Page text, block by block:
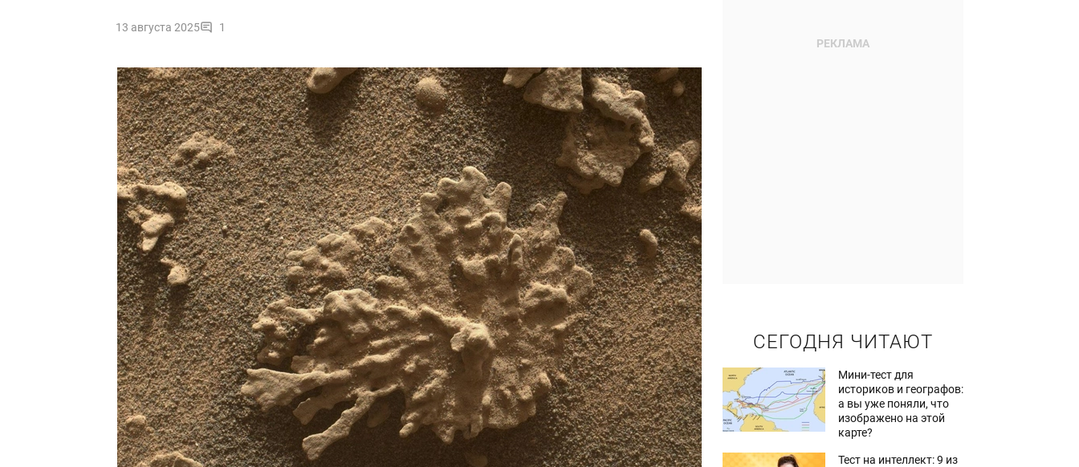
13 августа 2025 1
СЕГОДНЯ ЧИТАЮТ
Мини-тест для
историков и географов:
а вы уже поняли, что
изображено на этой
карте?
Тест на интеллект: 9 из